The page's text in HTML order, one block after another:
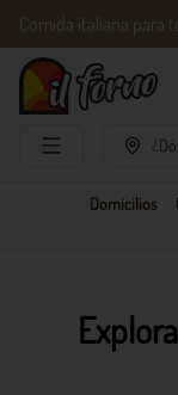
Comida italiana para
Domicilios